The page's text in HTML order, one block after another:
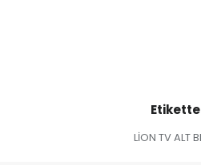
LİON TV ALT